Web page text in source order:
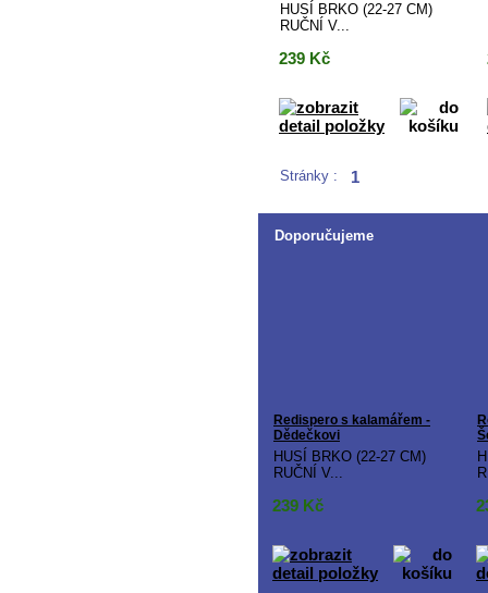
HUSÍ BRKO (22-27 CM)
RUČNÍ V...
239 Kč
Stránky : 1
Doporučujeme
Redispero s kalamářem -
Dědečkovi
HUSÍ BRKO (22-27 CM)
RUČNÍ V...
239 Kč